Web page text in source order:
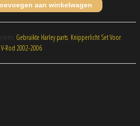
aan winkelwagen
Gebruikte Harley parts, Knipperlicht Set Voor,
V-Rod 2002-2006